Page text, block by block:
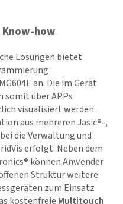
how
Lösungen bietet
an. Die im Gerät
über APPs
visualisiert werden.
aus mehreren Jasic®-,
die Verwaltung und
erfolgt. Neben dem
können Anwender
Struktur weitere
zum Einsatz
kostenfreie Multitouch